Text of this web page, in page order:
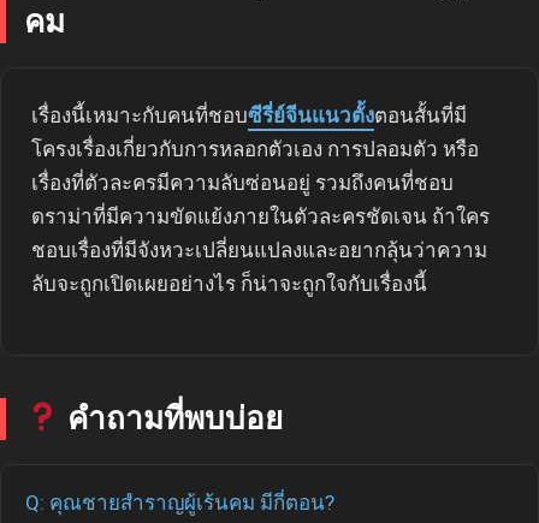
คม
เรื่องนี้เหมาะกับคนที่ชอบซีรี่ย์จีนแนวตั้งตอนสั้นที่มี
โครงเรื่องเกี่ยวกับการหลอกตัวเอง การปลอมตัว หรือ
เรื่องที่ตัวละครมีความลับซ่อนอยู่ รวมถึงคนที่ชอบ
ดราม่าที่มีความขัดแย้งภายในตัวละครชัดเจน ถ้าใคร
ชอบเรื่องที่มีจังหวะเปลี่ยนแปลงและอยากลุ้นว่าความ
ลับจะถูกเปิดเผยอย่างไร ก็น่าจะถูกใจกับเรื่องนี้
คำถามที่พบบ่อย
Q: คุณชายสำราญผู้เร้นคม มีกี่ตอน?